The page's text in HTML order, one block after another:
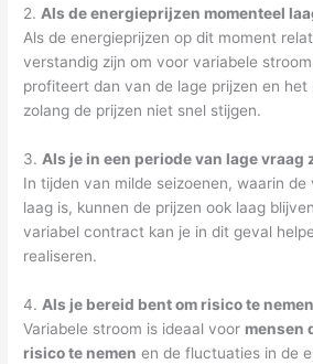
2. Als de energieprijzen momenteel
Als de energieprijzen op dit moment
verstandig zijn om voor variabele
profiteert dan van de lage prijzen en het
zolang de prijzen niet snel stijgen.
3. Als je in een periode van lage vraag
In tijden van milde seizoenen, waarin de
laag is, kunnen de prijzen ook laag
variabel contract kan je in dit geval
realiseren.
4. Als je bereid bent om risico te nemen
Variabele stroom is ideaal voor mensen
risico te nemen en de fluctuaties in de